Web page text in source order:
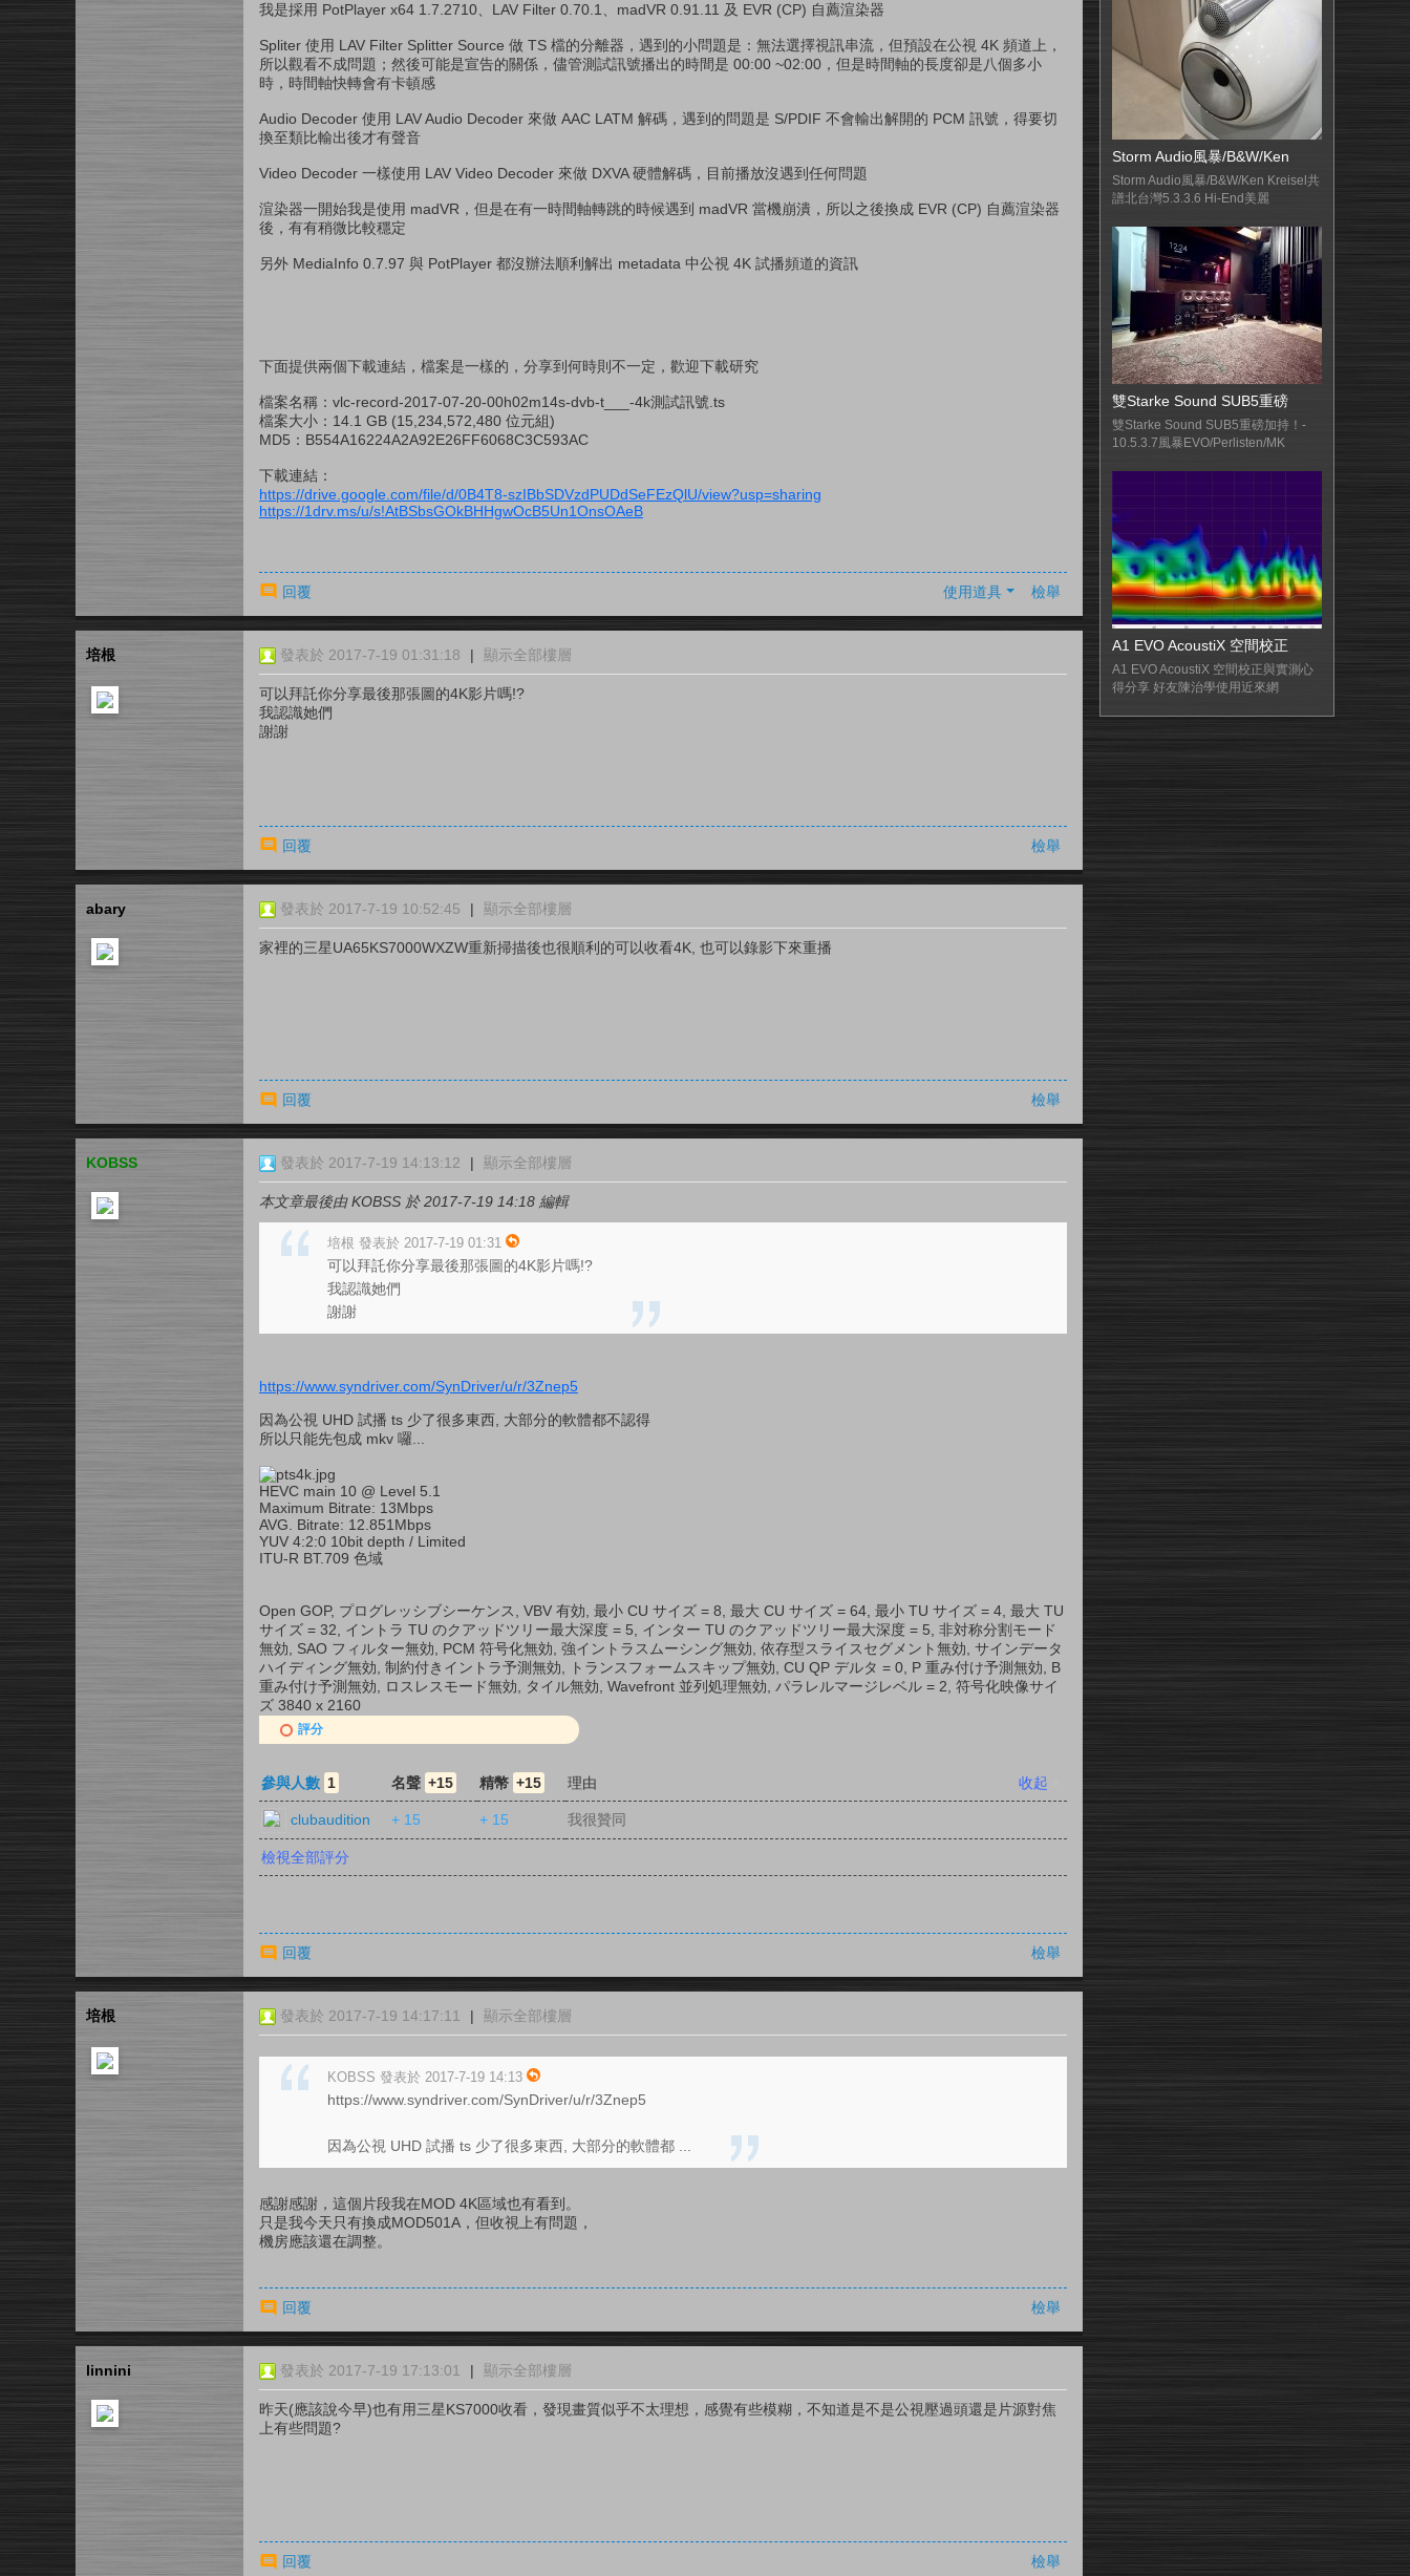
我是採用 PotPlayer x64 1.7.2710、LAV Filter 0.70.1、madVR 0.91.11 及 EVR (CP) 自薦渲染器
Spliter 使用 LAV Filter Splitter Source 做 TS 檔的分離器，遇到的小問題是：無法選擇視訊串流，但預設在公視 4K 頻道上，
所以觀看不成問題；然後可能是宣告的關係，儘管測試訊號播出的時間是 00:00 ~02:00，但是時間軸的長度卻是八個多小
時，時間軸快轉會有卡頓感
Audio Decoder 使用 LAV Audio Decoder 來做 AAC LATM 解碼，遇到的問題是 S/PDIF 不會輸出解開的 PCM 訊號，得要切
換至類比輸出後才有聲音
Video Decoder 一樣使用 LAV Video Decoder 來做 DXVA 硬體解碼，目前播放沒遇到任何問題
渲染器一開始我是使用 madVR，但是在有一時間軸轉跳的時候遇到 madVR 當機崩潰，所以之後換成 EVR (CP) 自薦渲染器
後，有有稍微比較穩定
另外 MediaInfo 0.7.97 與 PotPlayer 都沒辦法順利解出 metadata 中公視 4K 試播頻道的資訊
下面提供兩個下載連結，檔案是一樣的，分享到何時則不一定，歡迎下載研究
檔案名稱：vlc-record-2017-07-20-00h02m14s-dvb-t___-4k測試訊號.ts
檔案大小：14.1 GB (15,234,572,480 位元組)
MD5：B554A16224A2A92E26FF6068C3C593AC
下載連結：
https://drive.google.com/file/d/0B4T8-szIBbSDVzdPUDdSeFEzQlU/view?usp=sharing
https://1drv.ms/u/s!AtBSbsGOkBHHgwOcB5Un1OnsOAeB
回覆 使用道具 檢舉
培根 發表於 2017-7-19 01:31:18 | 顯示全部樓層
可以拜託你分享最後那張圖的4K影片嗎!?
我認識她們
謝謝
回覆 檢舉
abary 發表於 2017-7-19 10:52:45 | 顯示全部樓層
家裡的三星UA65KS7000WXZW重新掃描後也很順利的可以收看4K, 也可以錄影下來重播
回覆 檢舉
KOBSS 發表於 2017-7-19 14:13:12 | 顯示全部樓層
本文章最後由 KOBSS 於 2017-7-19 14:18 編輯
培根 發表於 2017-7-19 01:31
可以拜託你分享最後那張圖的4K影片嗎!?
我認識她們
謝謝
https://www.syndriver.com/SynDriver/u/r/3Znep5
因為公視 UHD 試播 ts 少了很多東西, 大部分的軟體都不認得
所以只能先包成 mkv 囉...
HEVC main 10 @ Level 5.1
Maximum Bitrate: 13Mbps
AVG. Bitrate: 12.851Mbps
YUV 4:2:0 10bit depth / Limited
ITU-R BT.709 色域
Open GOP, プログレッシブシーケンス, VBV 有効, 最小 CU サイズ = 8, 最大 CU サイズ = 64, 最小 TU サイズ = 4, 最大 TU
サイズ = 32, イントラ TU のクアッドツリー最大深度 = 5, インター TU のクアッドツリー最大深度 = 5, 非対称分割モード
無効, SAO フィルター無効, PCM 符号化無効, 強イントラスムーシング無効, 依存型スライスセグメント無効, サインデータ
ハイディング無効, 制約付きイントラ予測無効, トランスフォームスキップ無効, CU QP デルタ = 0, P 重み付け予測無効, B
重み付け予測無効, ロスレスモード無効, タイル無効, Wavefront 並列処理無効, パラレルマージレベル = 2, 符号化映像サイ
ズ 3840 x 2160
評分
參與人數 1 名聲 +15 精幣 +15 收起
理由
clubaudition + 15 + 15 我很贊同
檢視全部評分
回覆 檢舉
培根 發表於 2017-7-19 14:17:11 | 顯示全部樓層
KOBSS 發表於 2017-7-19 14:13
https://www.syndriver.com/SynDriver/u/r/3Znep5
因為公視 UHD 試播 ts 少了很多東西, 大部分的軟體都 ...
感謝感謝，這個片段我在MOD 4K區域也有看到。
只是我今天只有換成MOD501A，但收視上有問題，
機房應該還在調整。
回覆 檢舉
linnini 發表於 2017-7-19 17:13:01 | 顯示全部樓層
昨天(應該說今早)也有用三星KS7000收看，發現畫質似乎不太理想，感覺有些模糊，不知道是不是公視壓過頭還是片源對焦
上有些問題?
回覆 檢舉
Storm Audio風暴/B&W/Ken
Storm Audio風暴/B&W/Ken Kreisel共
譜北台灣5.3.3.6 Hi-End美麗
雙Starke Sound SUB5重磅
雙Starke Sound SUB5重磅加持！-
10.5.3.7風暴EVO/Perlisten/MK
A1 EVO AcoustiX 空間校正
A1 EVO AcoustiX 空間校正與實測心
得分享 好友陳治學使用近來網